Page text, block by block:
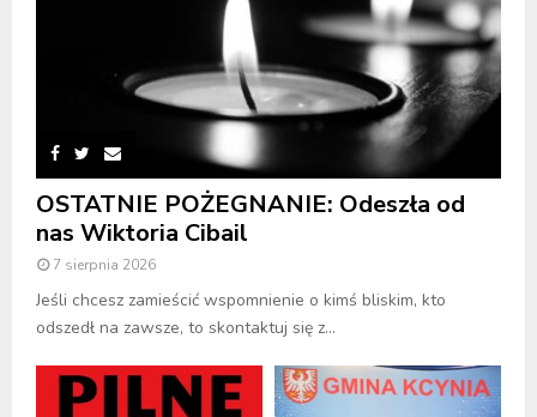
OSTATNIE POŻEGNANIE: Odeszła od
nas Wiktoria Cibail
7 sierpnia 2026
Jeśli chcesz zamieścić wspomnienie o kimś bliskim, kto
odszedł na zawsze, to skontaktuj się z...